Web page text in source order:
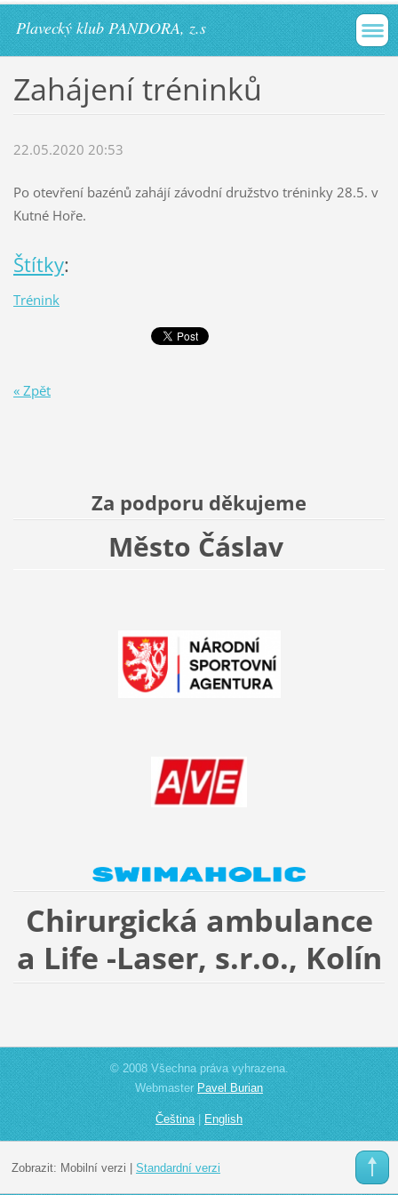
Plavecký klub PANDORA, z.s
Zahájení tréninků
22.05.2020 20:53
Po otevření bazénů zahájí závodní družstvo tréninky 28.5. v
Kutné Hoře.
Štítky:
Trénink
« Zpět
Za podporu děkujeme
Město Čáslav
Chirurgická ambulance
a Life -Laser, s.r.o., Kolín
© 2008 Všechna práva vyhrazena.
WebmasterPavel Burian
Čeština|English
Zobrazit: Mobilní verzi Standardní verzi